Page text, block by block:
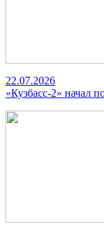
22.07.2026
«Кузбасс-2» начал